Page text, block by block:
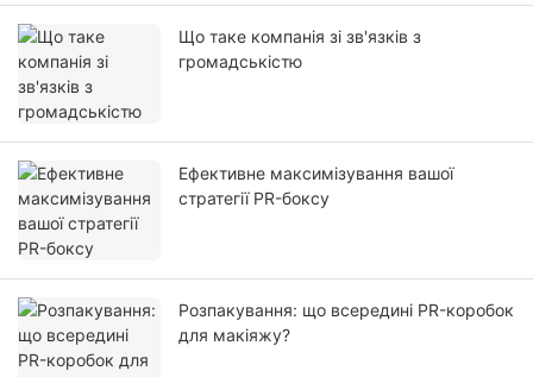
Що таке компанія зі зв'язків з
громадськістю
Ефективне максимізування вашої
стратегії PR-боксу
Розпакування: що всередині PR-коробок
для макіяжу?